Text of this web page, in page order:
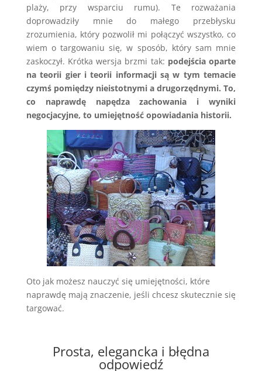
plaży, przy wsparciu rumu). Te rozważania
doprowadziły mnie do małego przebłysku
zrozumienia, który pozwolił mi połączyć wszystko, co
wiem o targowaniu się, w sposób, który sam mnie
zaskoczył. Krótka wersja brzmi tak: podejścia oparte
na teorii gier i teorii informacji są w tym temacie
czymś pomiędzy nieistotnymi a drugorzędnymi. To,
co naprawdę napędza zachowania i wyniki
negocjacyjne, to umiejętność opowiadania historii.
Oto jak możesz nauczyć się umiejętności, które
naprawdę mają znaczenie, jeśli chcesz skutecznie się
targować.
Prosta, elegancka i błędna
odpowiedź